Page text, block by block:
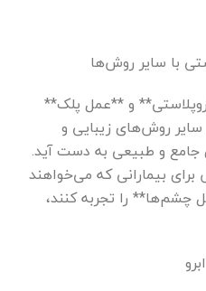
و **عمل پلک**
روش‌های زیبایی و
جامع و طبیعی به دست آید.
بیمارانی که می‌خواهند
را تجربه کنند،